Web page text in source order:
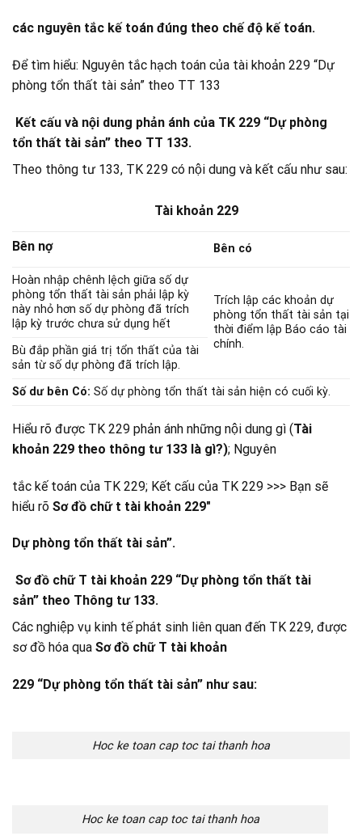
các nguyên tắc kế toán đúng theo chế độ kế toán.
Để tìm hiểu: Nguyên tắc hạch toán của tài khoản 229 “Dự
phòng tổn thất tài sản” theo TT 133
Kết cấu và nội dung phản ánh của TK 229 “Dự phòng
tổn thất tài sản” theo TT 133.
Theo thông tư 133, TK 229 có nội dung và kết cấu như sau:
Tài khoản 229
Bên nợ Bên có
Hoàn nhập chênh lệch giữa số dự
phòng tổn thất tài sản phải lập kỳ
này nhỏ hơn số dự phòng đã trích
lập kỳ trước chưa sử dụng hết
Trích lập các khoản dự
phòng tổn thất tài sản tại
thời điểm lập Báo cáo tài
chính.
Bù đắp phần giá trị tổn thất của tài
sản từ số dự phòng đã trích lập.
Số dư bên Có: Số dự phòng tổn thất tài sản hiện có cuối kỳ.
Hiểu rõ được TK 229 phản ánh những nội dung gì (Tài
khoản 229 theo thông tư 133 là gì?); Nguyên
tắc kế toán của TK 229; Kết cấu của TK 229 >>> Bạn sẽ
hiểu rõ Sơ đồ chữ t tài khoản 229″
Dự phòng tổn thất tài sản”.
Sơ đồ chữ T tài khoản 229 “Dự phòng tổn thất tài
sản” theo Thông tư 133.
Các nghiệp vụ kinh tế phát sinh liên quan đến TK 229, được
sơ đồ hóa qua Sơ đồ chữ T tài khoản
229 “Dự phòng tổn thất tài sản” như sau:
Hoc ke toan cap toc tai thanh hoa
Hoc ke toan cap toc tai thanh hoa